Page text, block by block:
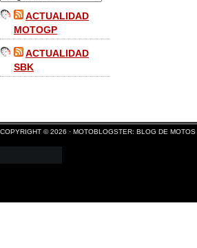
ACTUALIDAD
MOTOGP
ACTUALIDAD
SBK
COPYRIGHT © 2026 · MOTOBLOGSTER: BLOG DE MOTOS